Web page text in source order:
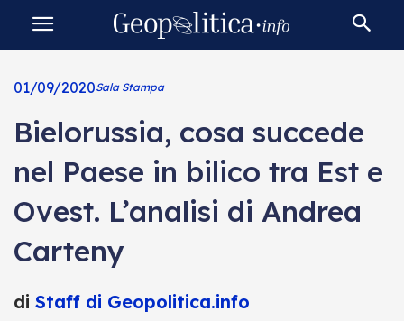
01/09/2020Sala Stampa
Bielorussia, cosa succede
nel Paese in bilico tra Est e
Ovest. L’analisi di Andrea
Carteny
di Staff di Geopolitica.info